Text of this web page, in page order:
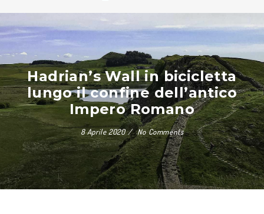
Hadrian’s Wall in bicicletta
lungo il confine dell’antico
Impero Romano
8 Aprile 2020 No Comments